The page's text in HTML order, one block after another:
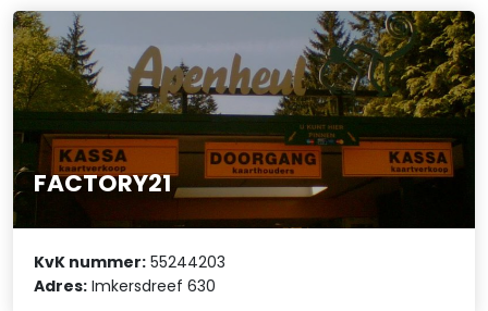
FACTORY21
KvK nummer: 55244203
Adres: Imkersdreef 630